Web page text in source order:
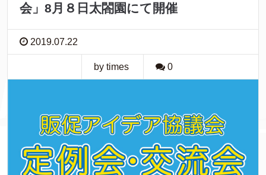
会」8月８日太閤園にて開催
2019.07.22
by times 0